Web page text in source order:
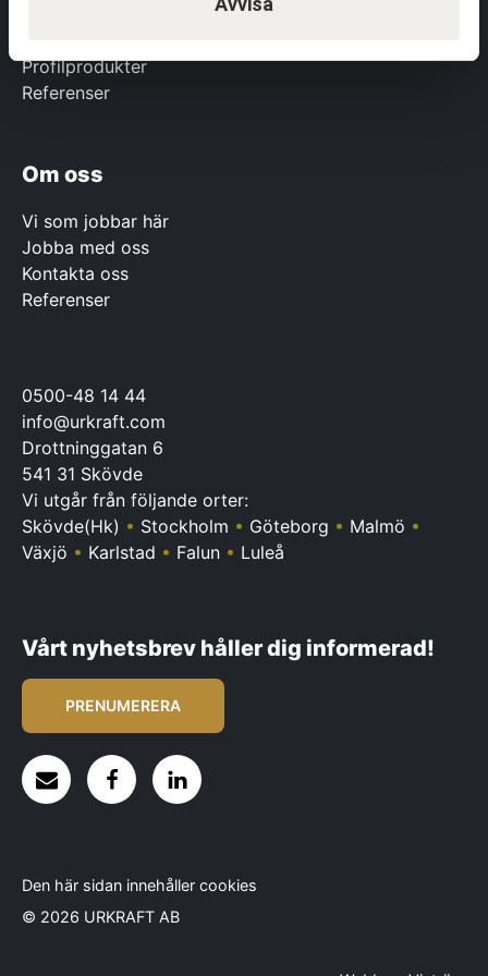
Profilprodukter
Referenser
Om oss
Vi som jobbar här
Jobba med oss
Kontakta oss
Referenser
0500-48 14 44
info@urkraft.com
Drottninggatan 6
541 31 Skövde
Vi utgår från följande orter:
Skövde(Hk) • Stockholm • Göteborg • Malmö •
Växjö • Karlstad • Falun • Luleå
Vårt nyhetsbrev håller dig informerad!
PRENUMERERA
Den här sidan innehåller cookies
© 2026 URKRAFT AB